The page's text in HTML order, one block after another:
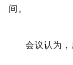
间。
会议认为